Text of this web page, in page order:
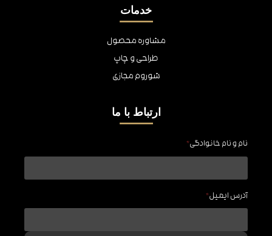
خدمات
مشاوره محصول
طراحی و چاپ
شوروم مجازی
ارتباط با ما
نام و نام خانوادگی*
آدرس ایمیل*